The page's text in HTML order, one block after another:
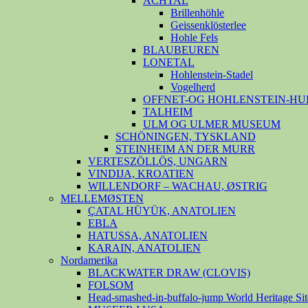
Brillenhöhle
Geissenklösterlee
Hohle Fels
BLAUBEUREN
LONETAL
Hohlenstein-Stadel
Vogelherd
OFFNET-OG HOHLENSTEIN-
TALHEIM
ULM OG ULMER MUSEUM
SCHÖNINGEN, TYSKLAND
STEINHEIM AN DER MURR
VERTESZÖLLÖS, UNGARN
VINDIJA, KROATIEN
WILLENDORF – WACHAU, ØSTRIG
MELLEMØSTEN
ÇATAL HÜYÜK, ANATOLIEN
EBLA
HATUSSA, ANATOLIEN
KARAIN, ANATOLIEN
Nordamerika
BLACKWATER DRAW (CLOVIS)
FOLSOM
Head-smashed-in-buffalo-jump World Heritage